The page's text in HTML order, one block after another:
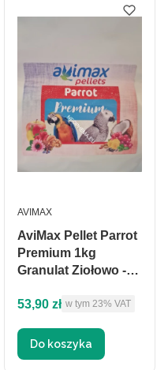
AviMax Pellet Parrot
Premium 1kg
Granulat Ziołowo -
Warzywny dla
PRODUCENT
AVIMAX
Cena brutto
53,90 zł w tym %s VAT
w tym 23% VAT
Do koszyka